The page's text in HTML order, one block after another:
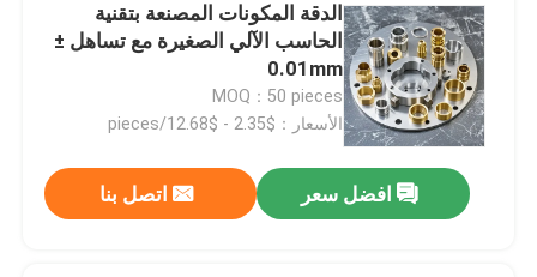
الدقة المكونات المصنعة بتقنية
الحاسب الآلي الصغيرة مع تساهل ±
0.01mm
MOQ：50 pieces
الأسعار：$2.35 - $12.68/pieces
افضل سعر اتصل بنا